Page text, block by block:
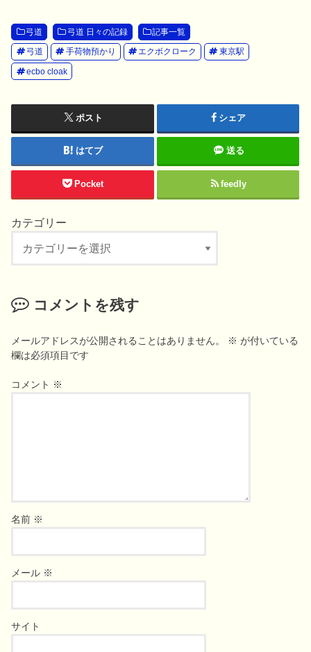
弓道 弓道 日々の記録 記事一覧
弓道 手荷物預かり エクボクローク 東京駅
ecbo cloak
ポスト シェア
はてブ 送る
Pocket feedly
カテゴリー
ー
コメントを残す
メールアドレスが公開されることはありません。 ※ が付いている
欄は必須項目です
コメント ※
名前 ※
メール ※
サイト